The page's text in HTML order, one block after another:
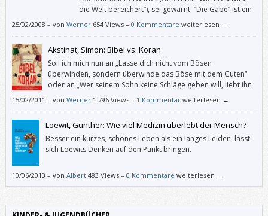
die Welt bereichert”), sei gewarnt: “Die Gabe” ist ein
überdimensionaler Essay, also eine geistreiche
25/02/2008 – von Werner 654 Views – 0 Kommentare weiterlesen →
Akstinat, Simon: Bibel vs. Koran
Soll ich mich nun an „Lasse dich nicht vom Bösen
überwinden, sondern überwinde das Böse mit dem Guten“
oder an „Wer seinem Sohn keine Schläge geben will, liebt ihn
nicht“ halten?
15/02/2011 – von Werner 1.796 Views – 1 Kommentar weiterlesen →
Loewit, Günther: Wie viel Medizin überlebt der Mensch?
Besser ein kurzes, schönes Leben als ein langes Leiden, lässt
sich Loewits Denken auf den Punkt bringen.
10/06/2013 – von Albert 483 Views – 0 Kommentare weiterlesen →